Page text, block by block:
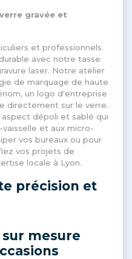
gravée et
et professionnels.
avec notre tasse
laser. Notre atelier
de marquage de haute
un logo d'entreprise
directement sur le verre.
dépoli et sablé qui
et aux micro-
vos bureaux ou pour
vos projets de
locale à Lyon.
précision et
mesure